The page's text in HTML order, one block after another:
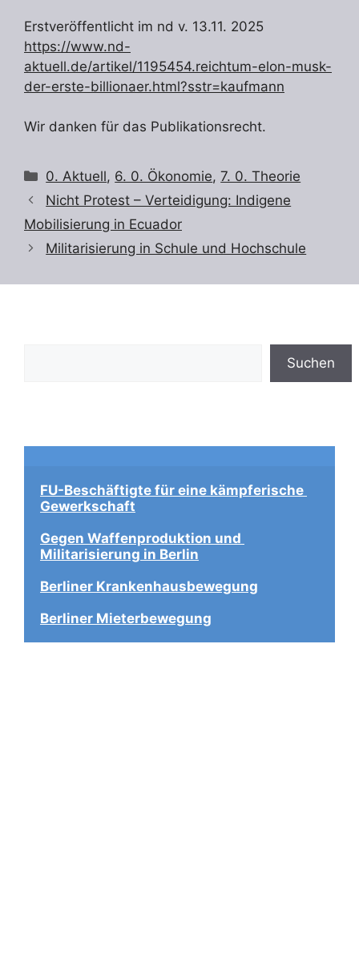
Erstveröffentlicht im nd v. 13.11. 2025
https://www.nd-
aktuell.de/artikel/1195454.reichtum-elon-musk-
der-erste-billionaer.html?sstr=kaufmann
Wir danken für das Publikationsrecht.
Kategorien
0. Aktuell, 6. 0. Ökonomie,7. 0. Theorie
Nicht Protest – Verteidigung: Indigene
Mobilisierung in Ecuador
Militarisierung in Schule und Hochschule
Suchen
FU-Beschäftigte für eine kämpferische
Gewerkschaft
Gegen Waffenproduktion und
Militarisierung in Berlin
Berliner Krankenhausbewegung
Berliner Mieterbewegung